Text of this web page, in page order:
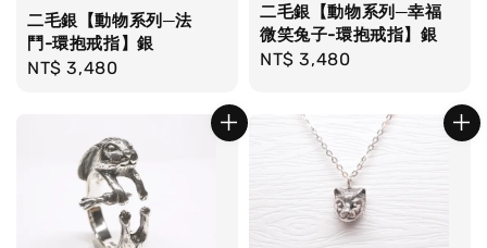
二毛銀【動物系列─法
鬥-環抱戒指】銀
Regular
NT$ 3,480
二毛銀【動物系列─幸福
微笑兔子-環抱戒指】銀
Regular
NT$ 3,480